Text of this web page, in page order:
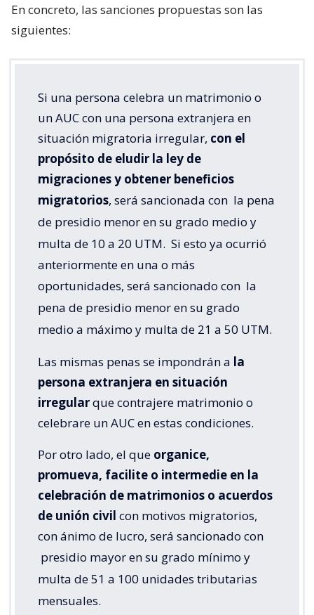
En concreto, las sanciones propuestas son las
siguientes:
Si una persona celebra un matrimonio o
un AUC con una persona extranjera en
situación migratoria irregular, con el
propósito de eludir la ley de
migraciones y obtener beneficios
migratorios, será sancionada con la pena
de presidio menor en su grado medio y
multa de 10 a 20 UTM. Si esto ya ocurrió
anteriormente en una o más
oportunidades, será sancionado con la
pena de presidio menor en su grado
medio a máximo y multa de 21 a 50 UTM.
Las mismas penas se impondrán a la
persona extranjera en situación
irregularque contrajere matrimonio o
celebrare un AUC en estas condiciones.
Por otro lado, el que organice,
promueva, facilite o intermedie en la
celebración de matrimonios o acuerdos
de unión civil con motivos migratorios,
con ánimo de lucro, será sancionado con
presidio mayor en su grado mínimo y
multa de 51 a 100 unidades tributarias
mensuales.